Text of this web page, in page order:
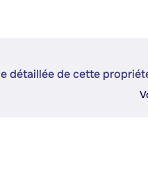
détaillée de cette